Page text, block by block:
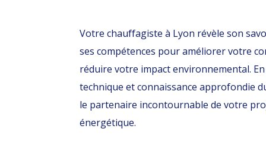
Votre chauffagiste à Lyon révèle son
ses compétences pour améliorer votre
réduire votre impact environnemental.
technique et connaissance approfondie
le partenaire incontournable de votre
énergétique.